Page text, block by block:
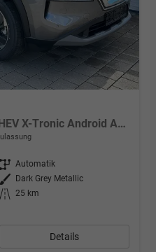
N-CONNECTA 1.5 VC-T mHEV X-Tronic Android Auto*Navi*SHZ*3Z Klimaauto*360°*ACC*E-Heck
Getriebe Automatik
Außenfarbe
Dark Grey Metallic
Kilometerstand
25 km
Details